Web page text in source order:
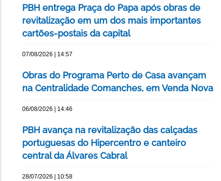
PBH entrega Praça do Papa após obras de
revitalização em um dos mais importantes
cartões-postais da capital
07/08/2026 | 14:57
Obras do Programa Perto de Casa avançam
na Centralidade Comanches, em Venda Nova
06/08/2026 | 14:46
PBH avança na revitalização das calçadas
portuguesas do Hipercentro e canteiro
central da Álvares Cabral
28/07/2026 | 10:58